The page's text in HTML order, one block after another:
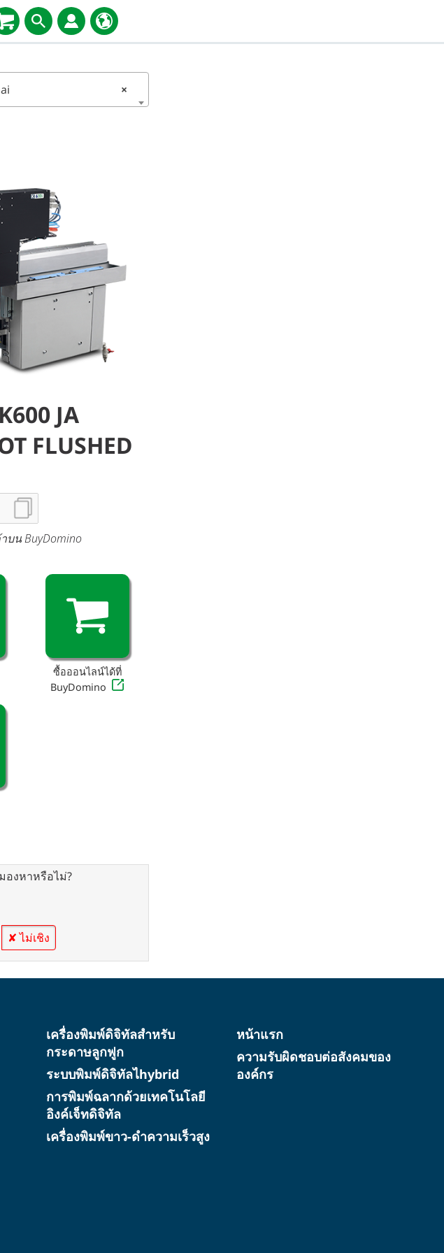
×
JA
FLUSHED
น BuyDomino
ซื้อออนไลน์ได้ที่
BuyDomino
งหาหรือไม่?
✘ ไม่เชิง
เครื่องพิมพ์ดิจิทัลสำหรับ
กระดาษลูกฟูก
ระบบพิมพ์ดิจิทัลไhybrid
การพิมพ์ฉลากด้วยเทคโนโลยี
อิงค์เจ็ทดิจิทัล
เครื่องพิมพ์ขาว-ดำความเร็วสูง
หน้าแรก
ความรับผิดชอบต่อสังคมของ
องค์กร